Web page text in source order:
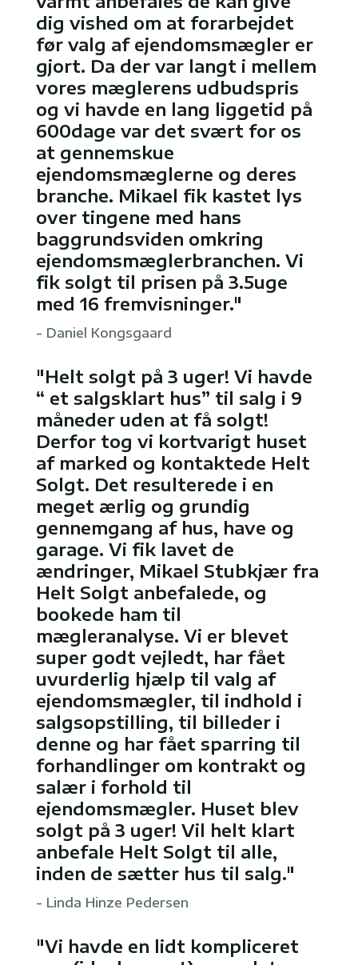
dig vished om at forarbejdet
før valg af ejendomsmægler er
gjort. Da der var langt i mellem
vores mæglerens udbudspris
og vi havde en lang liggetid på
600dage var det svært for os
at gennemskue
ejendomsmæglerne og deres
branche. Mikael fik kastet lys
over tingene med hans
baggrundsviden omkring
ejendomsmæglerbranchen. Vi
fik solgt til prisen på 3.5uge
med 16 fremvisninger."
- Daniel Kongsgaard
"Helt solgt på 3 uger! Vi havde
“ et salgsklart hus” til salg i 9
måneder uden at få solgt!
Derfor tog vi kortvarigt huset
af marked og kontaktede Helt
Solgt. Det resulterede i en
meget ærlig og grundig
gennemgang af hus, have og
garage. Vi fik lavet de
ændringer, Mikael Stubkjær fra
Helt Solgt anbefalede, og
bookede ham til
mægleranalyse. Vi er blevet
super godt vejledt, har fået
uvurderlig hjælp til valg af
ejendomsmægler, til indhold i
salgsopstilling, til billeder i
denne og har fået sparring til
forhandlinger om kontrakt og
salær i forhold til
ejendomsmægler. Huset blev
solgt på 3 uger! Vil helt klart
anbefale Helt Solgt til alle,
inden de sætter hus til salg."
- Linda Hinze Pedersen
"Vi havde en lidt kompliceret